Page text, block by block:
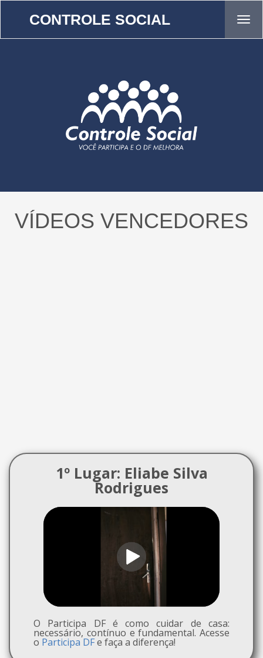
CONTROLE SOCIAL
VÍDEOS VENCEDORES
1º Lugar: Eliabe Silva
Rodrigues
O Participa DF é como cuidar de casa:
necessário, contínuo e fundamental. Acesse
o Participa DFe faça a diferença!